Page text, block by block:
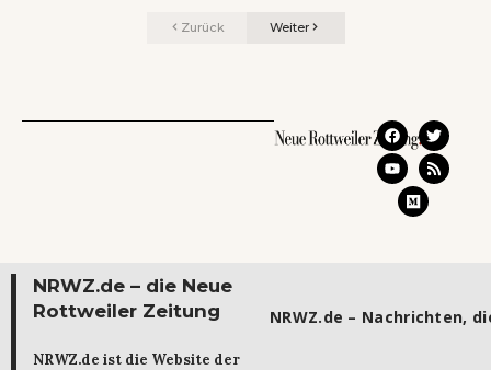
Zurück Weiter
NRWZ.de – die Neue
Rottweiler Zeitung
NRWZ.de ist die Website der
NRWZ.de – Nachrichten,